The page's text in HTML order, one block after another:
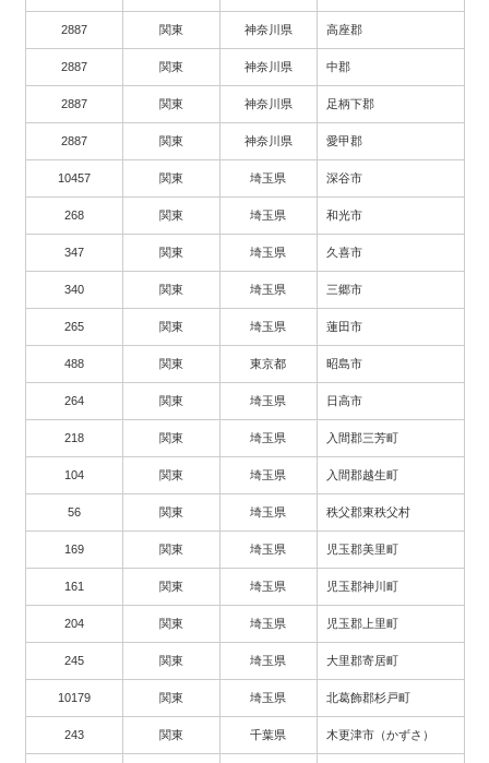
2887 関東 神奈川県 高座郡
2887 関東 神奈川県 中郡
2887 関東 神奈川県 足柄下郡
2887 関東 神奈川県 愛甲郡
10457 関東 埼玉県 深谷市
268 関東 埼玉県 和光市
347 関東 埼玉県 久喜市
340 関東 埼玉県 三郷市
265 関東 埼玉県 蓮田市
488 関東 東京都 昭島市
264 関東 埼玉県 日高市
218 関東 埼玉県 入間郡三芳町
104 関東 埼玉県 入間郡越生町
56 関東 埼玉県 秩父郡東秩父村
169 関東 埼玉県 児玉郡美里町
161 関東 埼玉県 児玉郡神川町
204 関東 埼玉県 児玉郡上里町
245 関東 埼玉県 大里郡寄居町
10179 関東 埼玉県 北葛飾郡杉戸町
243 関東 千葉県 木更津市（かずさ）